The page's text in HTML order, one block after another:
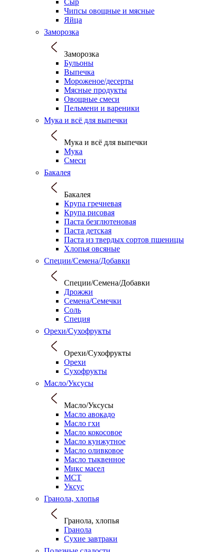
Чипсы овощные и мясные
Яйца
Заморозка
Заморозка
Бульоны
Выпечка
Мороженое/десерты
Мясные продукты
Овощные смеси
Пельмени и вареники
Мука и всё для выпечки
Мука и всё для выпечки
Мука
Смеси
Бакалея
Бакалея
Крупа гречневая
Крупа рисовая
Паста безглютеновая
Паста детская
Паста из твердых сортов пшеницы
Хлопья овсяные
Специи/Семена/Добавки
Специи/Семена/Добавки
Дрожжи
Семена/Семечки
Соль
Специя
Орехи/Сухофрукты
Орехи/Сухофрукты
Орехи
Сухофрукты
Масло/Уксусы
Масло/Уксусы
Масло авокадо
Масло гхи
Масло кокосовое
Масло кунжутное
Масло оливковое
Масло тыквенное
Микс масел
МСТ
Уксус
Гранола, хлопья
Гранола, хлопья
Гранола
Сухие завтраки